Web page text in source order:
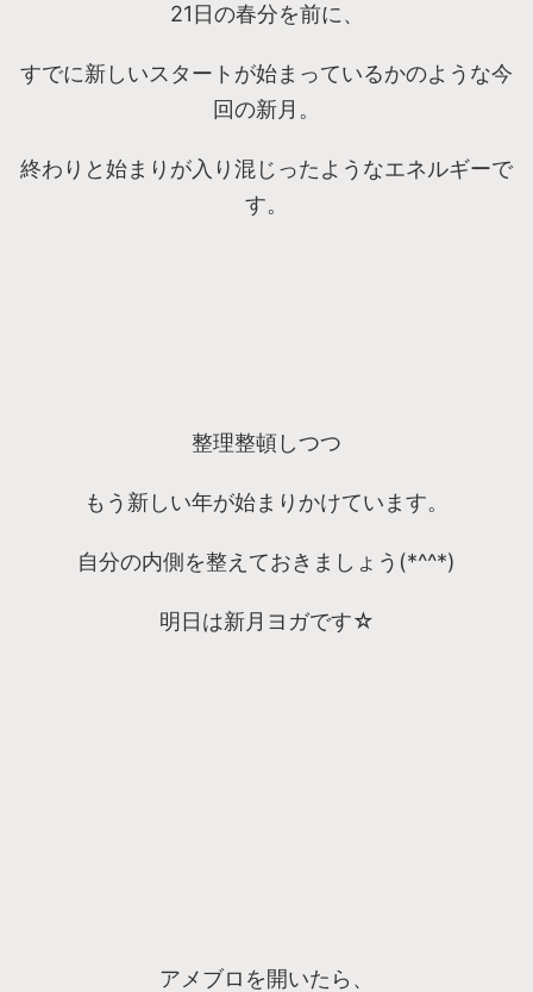
21日の春分を前に、
すでに新しいスタートが始まっているかのような今
回の新月。
終わりと始まりが入り混じったようなエネルギーで
す。
整理整頓しつつ
もう新しい年が始まりかけています。
自分の内側を整えておきましょう(*^^*)
明日は新月ヨガです☆
アメブロを開いたら、